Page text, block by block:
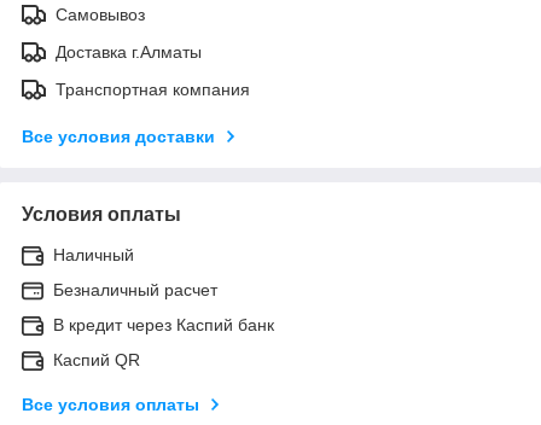
Самовывоз
Доставка г.Алматы
Транспортная компания
Все условия доставки
Условия оплаты
Наличный
Безналичный расчет
В кредит через Каспий банк
Каспий QR
Все условия оплаты